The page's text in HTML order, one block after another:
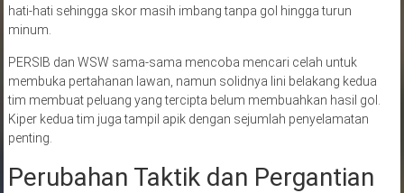
hati-hati sehingga skor masih imbang tanpa gol hingga turun
minum.
PERSIB dan WSW sama-sama mencoba mencari celah untuk
membuka pertahanan lawan, namun solidnya lini belakang kedua
tim membuat peluang yang tercipta belum membuahkan hasil gol.
Kiper kedua tim juga tampil apik dengan sejumlah penyelamatan
penting.
Perubahan Taktik dan Pergantian